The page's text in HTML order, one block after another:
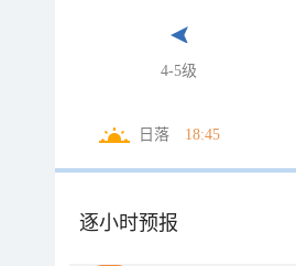
4-5级
日落 18:45
逐小时预报